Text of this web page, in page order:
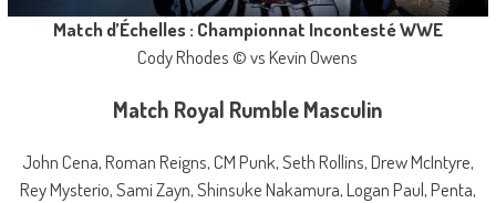
Match d’Échelles : Championnat Incontesté WWE
Cody Rhodes © vs Kevin Owens
Match Royal Rumble Masculin
John Cena, Roman Reigns, CM Punk, Seth Rollins, Drew McIntyre,
Rey Mysterio, Sami Zayn, Shinsuke Nakamura, Logan Paul, Penta,